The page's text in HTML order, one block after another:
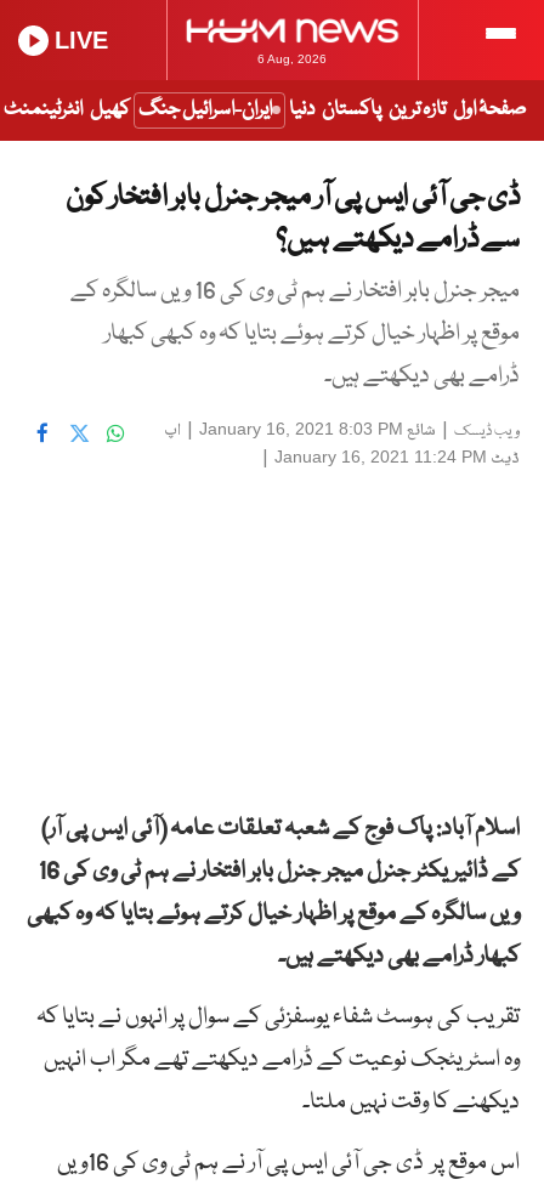
6 Aug, 2026
LIVE
صفحۂ اول تازہ ترین پاکستان دنیا ایران-اسرائیل جنگ کھیل انٹرٹینمنٹ
ڈی جی آئی ایس پی آر میجر جنرل بابر افتخار کون
سے ڈرامے دیکھتے ہیں؟
میجر جنرل بابر افتخار نے ہم ٹی وی کی 16 ویں سالگرہ کے
موقع پر اظہار خیال کرتے ہوئے بتایا کہ وہ کبھی کبھار
ڈرامے بھی دیکھتے ہیں۔
ویب ڈیسک | شائع January 16, 2021 8:03 PM
| اپ
ڈیٹ January 16, 2021 11:24 PM
|
اسلام آباد: پاک فوج کے شعبہ تعلقات عامہ (آئی ایس پی آر)
کے ڈائیریکٹر جنرل میجر جنرل بابر افتخار نے ہم ٹی وی کی 16
ویں سالگرہ کے موقع پر اظہار خیال کرتے ہوئے بتایا کہ وہ کبھی
کبھار ڈرامے بھی دیکھتے ہیں۔
تقریب کی ہوسٹ شفاء یوسفزئی کے سوال پر انہوں نے بتایا کہ
وہ اسٹریٹجک نوعیت کے ڈرامے دیکھتے تھے مگر اب انہیں
دیکھنے کا وقت نہیں ملتا۔
اس موقع پر ڈیجیآئیایسپیآر نےہمٹیویکی